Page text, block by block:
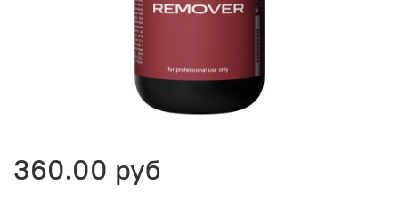
360.00 руб